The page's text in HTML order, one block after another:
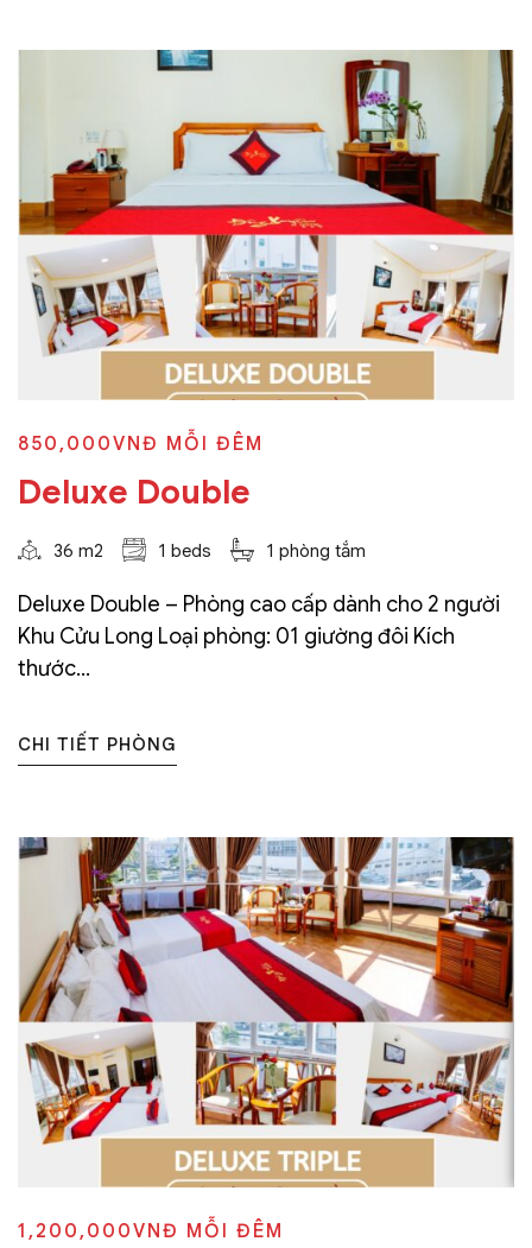
850,000VNĐ MỖI ĐÊM
Deluxe Double
36 m2 1 beds 1 phòng tắm
Deluxe Double – Phòng cao cấp dành cho 2 người
Khu Cửu Long Loại phòng: 01 giường đôi Kích
thước...
CHI TIẾT PHÒNG
1,200,000VNĐ MỖI ĐÊM